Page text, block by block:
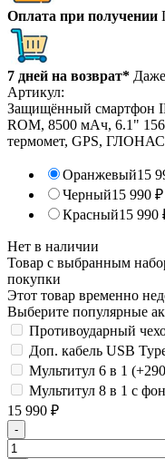
Оплата при получении
7 дней на возврат*
Артикул:
Защищённый смартфон
ROM, 8500 мАч, 6.1"
термомет, GPS,
Оранжевый15
Черный15 990 ₽
Красный15 990
Нет в наличии
Товар с выбранным
покупки
Этот товар временно
Выберите популярные
Противоударный
Доп. кабель USB
Мультитул 6 в 1 (+290
Мультитул 8 в 1 с
15 990 ₽
-